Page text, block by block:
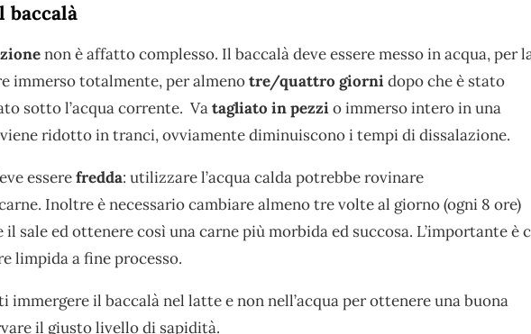
baccalà
non è affatto complesso. Il baccalà deve essere messo in acqua, per
immerso totalmente, per almenotre/quattro giornidopo che è stato
sotto l’acqua corrente. Vatagliato in pezzio immerso intero in una
viene ridotto in tranci, ovviamente diminuiscono i tempi di dissalazione.
esserefredda: utilizzare l’acqua calda potrebbe rovinare
Inoltre è necessario cambiare almeno tre volte al giorno (ogni 8 ore)
il sale ed ottenere così una carne più morbida ed succosa. L’importante è
limpida a fine processo.
immergere il baccalà nel latte e non nell’acqua per ottenere una buona
il giusto livello di sapidità.